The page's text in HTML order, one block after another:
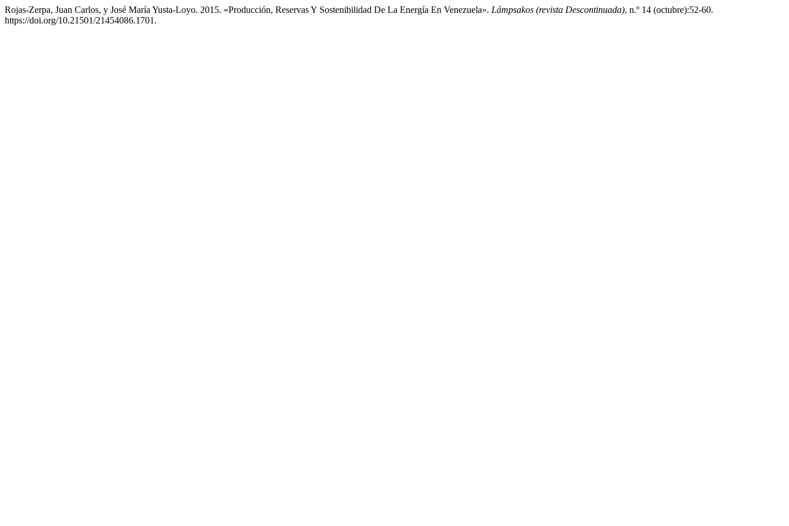
Rojas-Zerpa, Juan Carlos, y José María Yusta-Loyo. 2015. «Producción, Reservas Y Sostenibilidad De La Energía En Venezuela». Lámpsakos (revista Descontinuada), n.º 14 (octubre):52-60.
https://doi.org/10.21501/21454086.1701.